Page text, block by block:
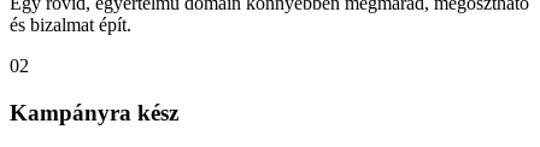
és bizalmat épít.
02
Kampányra kész